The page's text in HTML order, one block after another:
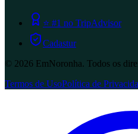
⭐ #1 no TripAdvisor
Cadastur
© 2026 EmNoronha. Todos os
Termos de UsoPolítica de